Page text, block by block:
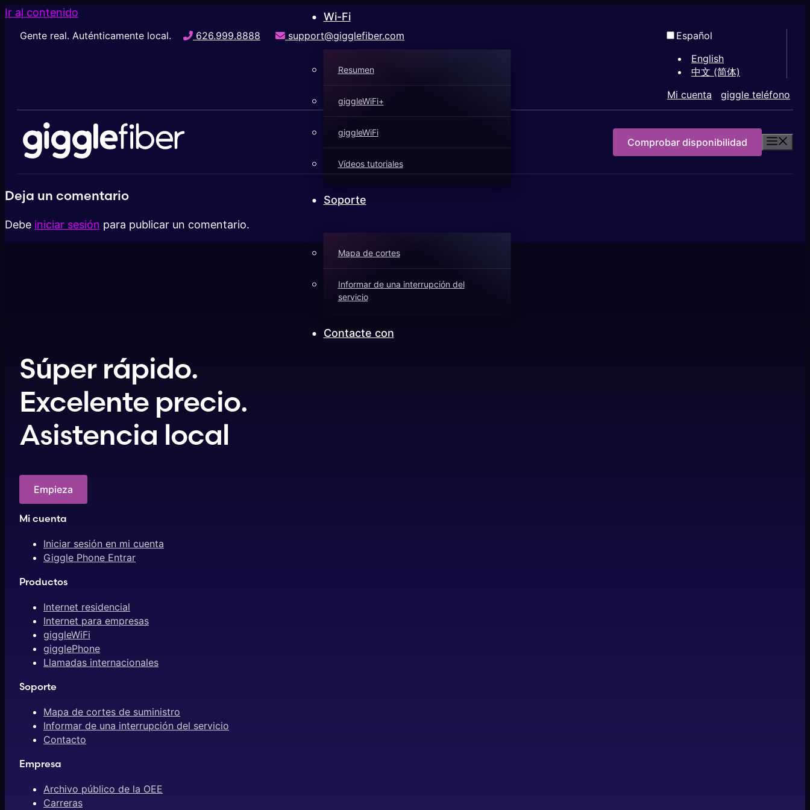
Ir al contenido
Gente real. Auténticamente local. 626.999.8888 support@gigglefiber.com
Español
English
中文 (简体)
Mi cuenta
giggle teléfono
Comprobar disponibilidad
Wi-Fi
Resumen
giggleWiFi+
giggleWiFi
Vídeos tutoriales
Soporte
Mapa de cortes
Informar de una interrupción del
servicio
Contacte con
Deja un comentario
Debe iniciar sesión para publicar un comentario.
Súper rápido.
Excelente precio.
Asistencia local
Empieza
Mi cuenta
Iniciar sesión en mi cuenta
Giggle Phone Entrar
Productos
Internet residencial
Internet para empresas
giggleWiFi
gigglePhone
Llamadas internacionales
Soporte
Mapa de cortes de suministro
Informar de una interrupción del servicio
Contacto
Empresa
Archivo público de la OEE
Carreras